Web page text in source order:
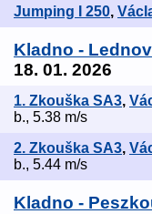
Jumping I 250,
Kladno -
18. 01. 2026
1. Zkouška SA3,
b., 5.38 m/s
2. Zkouška SA3,
b., 5.44 m/s
Kladno -